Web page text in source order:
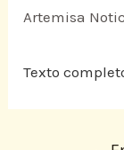
Artemisa
Texto